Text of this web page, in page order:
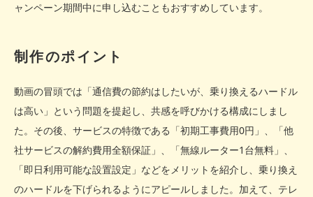
ャンペーン期間中に申し込むこともおすすめしています。
制作のポイント
動画の冒頭では「通信費の節約はしたいが、乗り換えるハードル
は高い」という問題を提起し、共感を呼びかける構成にしまし
た。その後、サービスの特徴である「初期工事費用0円」、「他
社サービスの解約費用全額保証」、「無線ルーター1台無料」、
「即日利用可能な設置設定」などをメリットを紹介し、乗り換え
のハードルを下げられるようにアピールしました。加えて、テレ